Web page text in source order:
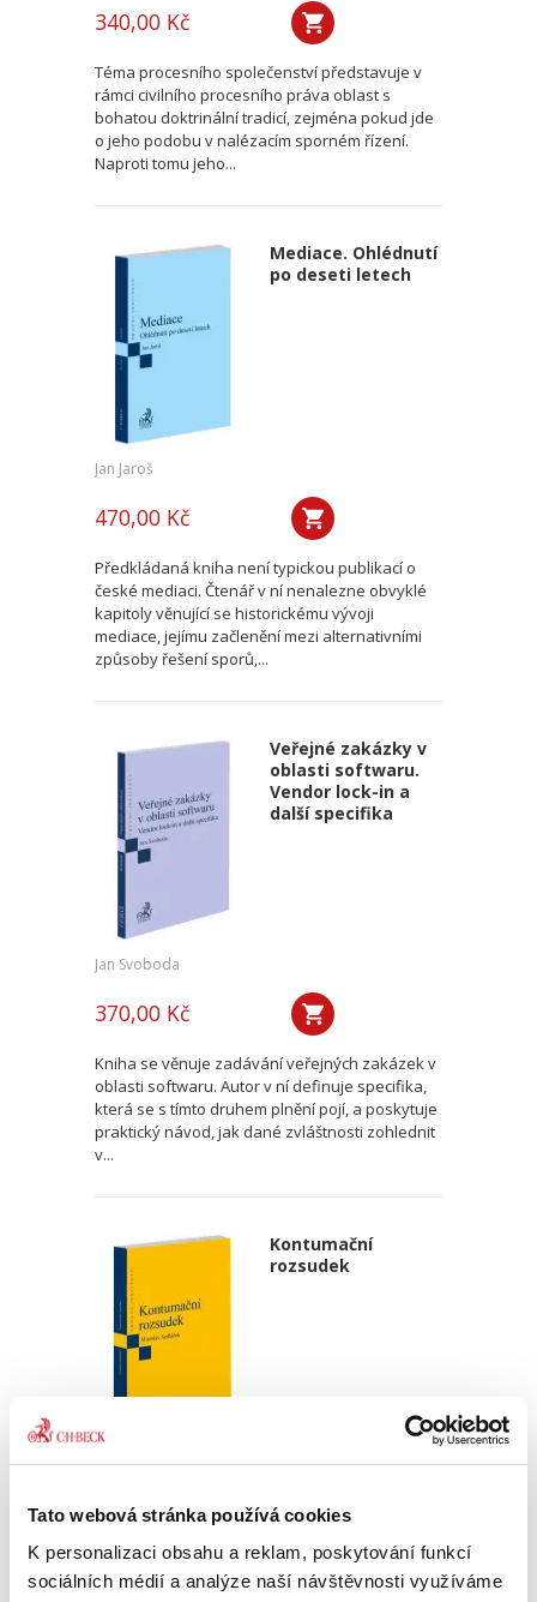
Tato webová stránka používá cookies
K personalizaci obsahu a reklam, poskytování funkcí
sociálních médií a analýze naší návštěvnosti využíváme
340,00 Kč
Téma procesního společenství představuje v
rámci civilního procesního práva oblast s
bohatou doktrinální tradicí, zejména pokud jde
o jeho podobu v nalézacím sporném řízení.
Naproti tomu jeho...
Mediace. Ohlédnutí
po deseti letech
Jan Jaroš
470,00 Kč
Předkládaná kniha není typickou publikací o
české mediaci. Čtenář v ní nenalezne obvyklé
kapitoly věnující se historickému vývoji
mediace, jejímu začlenění mezi alternativními
způsoby řešení sporů,...
Veřejné zakázky v
oblasti softwaru.
Vendor lock-in a
další specifika
Jan Svoboda
370,00 Kč
Kniha se věnuje zadávání veřejných zakázek v
oblasti softwaru. Autor v ní definuje specifika,
která se s tímto druhem plnění pojí, a poskytuje
praktický návod, jak dané zvláštnosti zohlednit
v...
Kontumační
rozsudek
Miroslav Sedláček,
470,00 Kč
Publikace podrobně zkoumá rozsudek pro
zmeškání jako klasický institut civilního